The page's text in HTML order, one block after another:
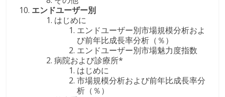
エンドユーザー別
はじめに
エンドユーザー別市場規模分析およ
び前年比成長率分析（％）
エンドユーザー別市場魅力度指数
病院および診療所*
はじめに
市場規模分析および前年比成長率分
析（％）